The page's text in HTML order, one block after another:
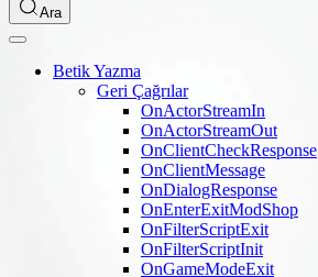
Ara
Betik Yazma
Geri Çağrılar
OnActorStreamIn
OnActorStreamOut
OnClientCheckResponse
OnClientMessage
OnDialogResponse
OnEnterExitModShop
OnFilterScriptExit
OnFilterScriptInit
OnGameModeExit